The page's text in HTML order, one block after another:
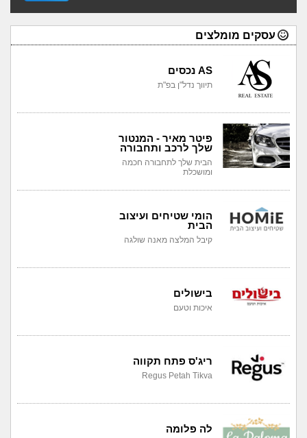
עסקים מומלצים
AS נכסים
תיווך נדל"ן בפ"ת
פיטר מאיר - המנטור
שלך לרכב ותחבורה
הבית שלך לתחבורה חכמה
ומושכלת
הומי שטיחים ועיצוב
הבית
קיבל המלצה מאנה שולגה
בישולים
איכות וטעם
ריג'ס פתח תקווה
Regus Petah Tikva
לה פלומה